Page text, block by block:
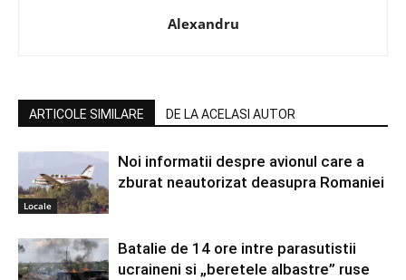
Alexandru
ARTICOLE SIMILARE DE LA ACELASI AUTOR
Locale
Noi informatii despre avionul care a
zburat neautorizat deasupra Romaniei
Batalie de 14 ore intre parasutistii
ucraineni si „beretele albastre” ruse